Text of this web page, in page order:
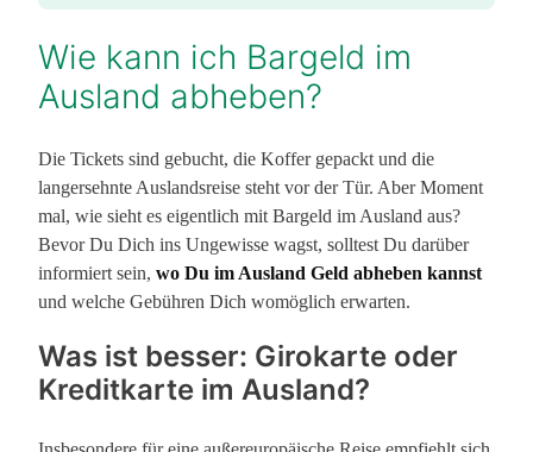
Wie kann ich Bargeld im
Ausland abheben?
Die Tickets sind gebucht, die Koffer gepackt und die
langersehnte Auslandsreise steht vor der Tür. Aber Moment
mal, wie sieht es eigentlich mit Bargeld im Ausland aus?
Bevor Du Dich ins Ungewisse wagst, solltest Du darüber
informiert sein, wo Du im Ausland Geld abheben kannst
und welche Gebühren Dich womöglich erwarten.
Was ist besser: Girokarte oder
Kreditkarte im Ausland?